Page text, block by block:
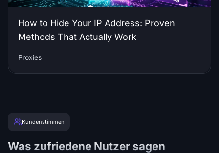
How to Hide Your IP Address: Proven
Methods That Actually Work
Proxies
Kundenstimmen
Was zufriedene Nutzer sagen